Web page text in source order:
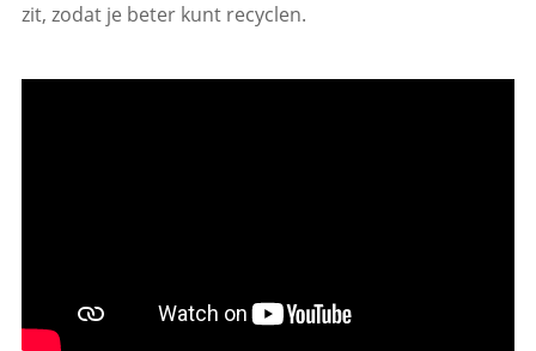
zit, zodat je beter kunt recyclen.